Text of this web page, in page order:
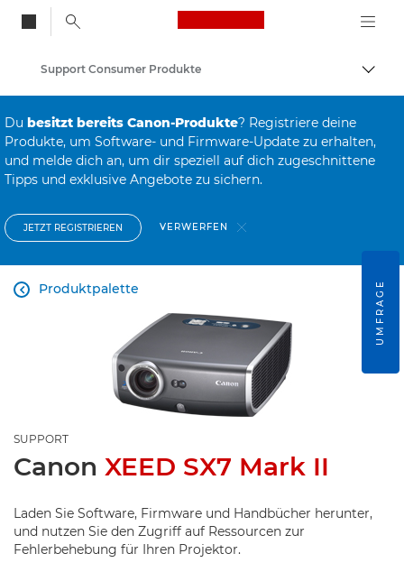
Canon Logo, back
Auf
Support Consumer Produkte
Du besitzt bereits Canon-Produkte? Registriere deine
Produkte, um Software- und Firmware-Update zu erhalten,
und melde dich an, um dir speziell auf dich zugeschnittene
Tipps und exklusive Angebote zu sichern.
JETZT REGISTRIEREN VERWERFEN
Produktpalette

SUPPORT
Canon XEED SX7 Mark II
Laden Sie Software, Firmware und Handbücher herunter,
und nutzen Sie den Zugriff auf Ressourcen zur
Fehlerbehebung für Ihren Projektor.
UMFRAGE